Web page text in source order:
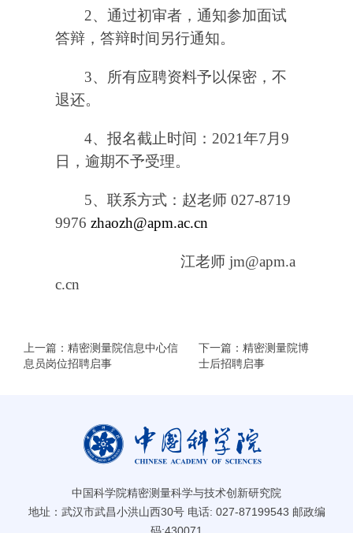
2、通过初审者，通知参加面试
答辩，答辩时间另行通知。
3、所有应聘资料予以保密，不
退还。
4、报名截止时间：2021年7月9
日，逾期不予受理。
5、联系方式：赵老师 027-8719
9976 zhaozh@apm.ac.cn
江老师 jm@apm.a
c.cn
上一篇：精密测量院信息中心信
息员岗位招聘启事
下一篇：精密测量院博
士后招聘启事
中国科学院精密测量科学与技术创新研究院
地址：武汉市武昌小洪山西30号 电话: 027-87199543 邮政编